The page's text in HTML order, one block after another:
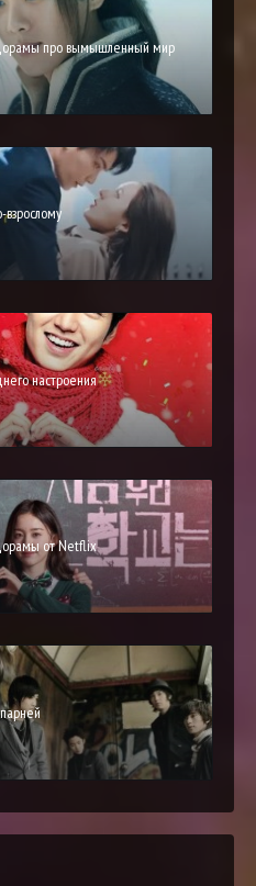
про вымышленный мир
настроения
от Netflix